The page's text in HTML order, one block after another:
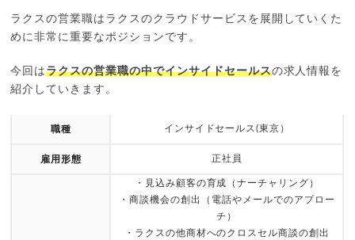
ラクスの営業職はラクスのクラウドサービスを展開していくた
めに非常に重要なポジションです。
今回はラクスの営業職の中でインサイドセールスの求人情報を
紹介していきます。
職種 インサイドセールス(東京）
雇用形態 正社員
・見込み顧客の育成（ナーチャリング）
・商談機会の創出（電話やメールでのアプロー
チ）
・ラクスの他商材へのクロスセル商談の創出